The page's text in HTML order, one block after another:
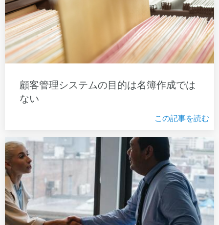
顧客管理システムの目的は名簿作成では
ない
この記事を読む